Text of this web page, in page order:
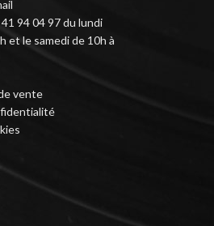
94 04 97 du lundi
et le samedi de 10h à
vente